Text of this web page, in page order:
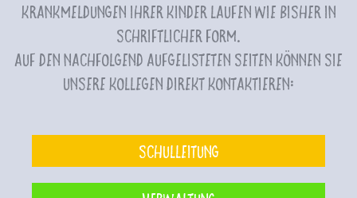
Krankmeldungen Ihrer Kinder laufen wie bisher in
schriftlicher Form.
Auf den nachfolgend aufgelisteten Seiten können Sie
unsere Kollegen direkt kontaktieren:
Schulleitung